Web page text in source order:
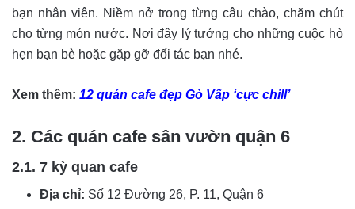
bạn nhân viên. Niềm nở trong từng câu chào, chăm chút
cho từng món nước. Nơi đây lý tưởng cho những cuộc hò
hẹn bạn bè hoặc gặp gỡ đối tác bạn nhé.
Xem thêm: 12 quán cafe đẹp Gò Vấp ‘cực chill’
2. Các quán cafe sân vườn quận 6
2.1. 7 kỳ quan cafe
Địa chỉ: Số 12 Đường 26, P. 11, Quận 6